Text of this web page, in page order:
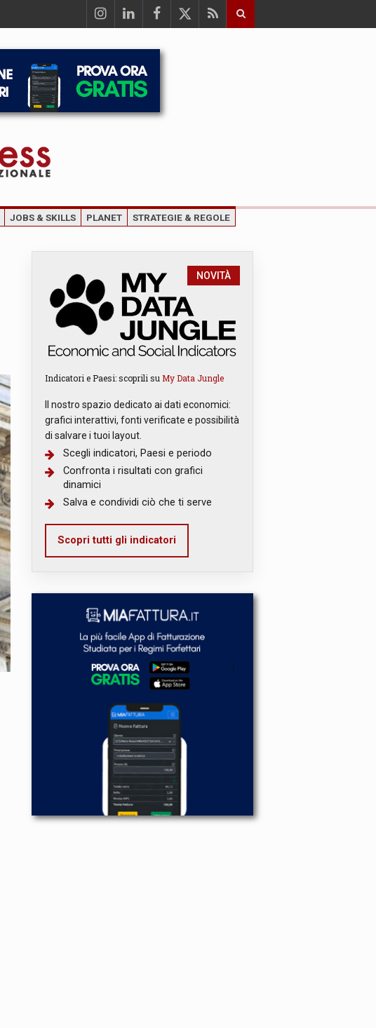
JOBS & SKILLS PLANET STRATEGIE & REGOLE
NOVITÀ
Indicatori e Paesi: scoprili su My Data Jungle
Il nostro spazio dedicato ai dati economici:
grafici interattivi, fonti verificate e possibilità
di salvare i tuoi layout.
Scegli indicatori, Paesi e periodo
Confronta i risultati con grafici
dinamici
Salva e condividi ciò che ti serve
Scopri tutti gli indicatori